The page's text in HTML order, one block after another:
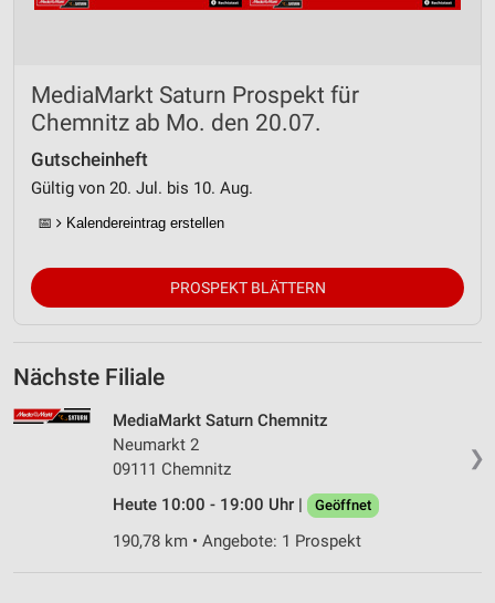
MediaMarkt Saturn Prospekt für
Chemnitz ab Mo. den 20.07.
Gutscheinheft
Gültig von 20. Jul. bis 10. Aug.
📅 Kalendereintrag erstellen
PROSPEKT BLÄTTERN
Nächste Filiale
❯
MediaMarkt Saturn Chemnitz
Neumarkt 2
09111 Chemnitz
Heute 10:00 - 19:00 Uhr |
Geöffnet
190,78 km • Angebote: 1 Prospekt